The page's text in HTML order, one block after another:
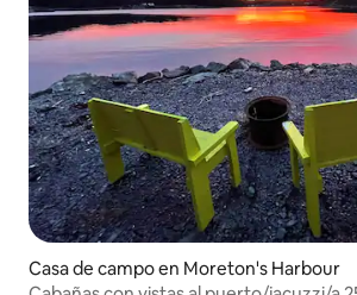
Casa de campo en Moreton's Harbour